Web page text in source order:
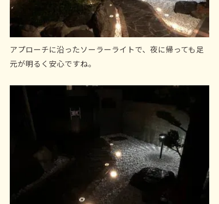
アプローチに沿ったソーラーライトで、夜に帰っても足
元が明るく安心ですね。